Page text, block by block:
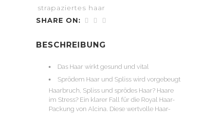
strapaziertes haar
SHARE ON:
BESCHREIBUNG
Das Haar wirkt gesund und vital
Sprödem Haar und Spliss wird vorgebeugt
Haarbruch, Spliss und sprödes Haar? Haare
im Stress? Ein klarer Fall für die Royal Haar-
Packung von Alcina. Diese wertvolle Haar-